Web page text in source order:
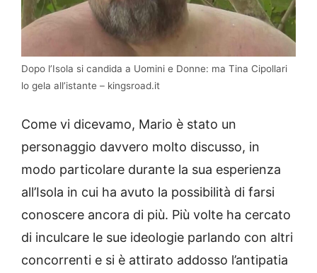
Dopo l’Isola si candida a Uomini e Donne: ma Tina Cipollari
lo gela all’istante – kingsroad.it
Come vi dicevamo, Mario è stato un
personaggio davvero molto discusso, in
modo particolare durante la sua esperienza
all’Isola in cui ha avuto la possibilità di farsi
conoscere ancora di più. Più volte ha cercato
di inculcare le sue ideologie parlando con altri
concorrenti e si è attirato addosso l’antipatia